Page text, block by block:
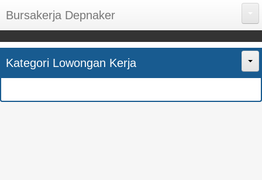
Bursakerja Depnaker
About Me
Disclaimer
Kategori Lowongan Kerja